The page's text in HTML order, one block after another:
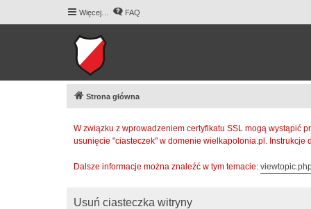
Więcej… FAQ
Strona główna
W związku z wprowadzeniem certyfikatu SSL mogą wystąpić
usunięcie "ciasteczek" w domenie wielkapolonia.pl.
Dalsze informacje można znaleźć w tym temacie:
Usuń ciasteczka witryny